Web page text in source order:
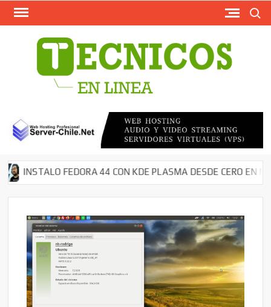
Saltar
en
FEDORA 44 CON KDE PLASMA DESDE CERO EN MI